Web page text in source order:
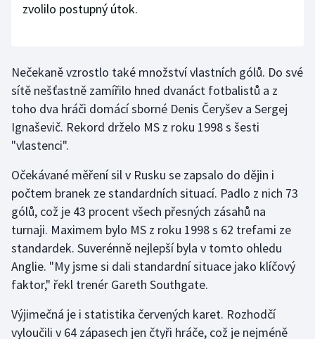
zvolilo postupný útok.
Nečekaně vzrostlo také množství vlastních gólů. Do své
sítě nešťastně zamířilo hned dvanáct fotbalistů a z
toho dva hráči domácí sborné Denis Čeryšev a Sergej
Ignaševič. Rekord drželo MS z roku 1998 s šesti
"vlastenci".
Očekávané měření sil v Rusku se zapsalo do dějin i
počtem branek ze standardních situací. Padlo z nich 73
gólů, což je 43 procent všech přesných zásahů na
turnaji. Maximem bylo MS z roku 1998 s 62 trefami ze
standardek. Suverénně nejlepší byla v tomto ohledu
Anglie. "My jsme si dali standardní situace jako klíčový
faktor," řekl trenér Gareth Southgate.
Výjimečná je i statistika červených karet. Rozhodčí
vyloučili v 64 zápasech jen čtyři hráče, což je nejméně